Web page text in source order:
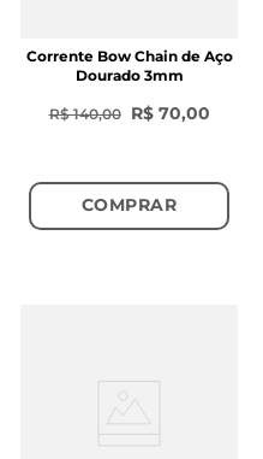
Corrente Bow Chain de Aço
Dourado 3mm
R$ 140,00 R$ 70,00
COMPRAR